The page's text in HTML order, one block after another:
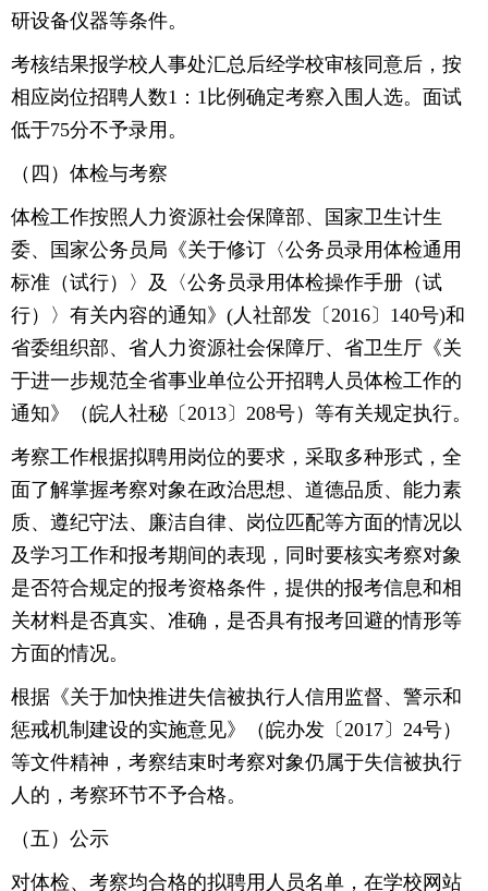
研设备仪器等条件。
考核结果报学校人事处汇总后经学校审核同意后，按
相应岗位招聘人数1：1比例确定考察入围人选。面试
低于75分不予录用。
（四）体检与考察
体检工作按照人力资源社会保障部、国家卫生计生
委、国家公务员局《关于修订〈公务员录用体检通用
标准（试行）〉及〈公务员录用体检操作手册（试
行）〉有关内容的通知》(人社部发〔2016〕140号)和
省委组织部、省人力资源社会保障厅、省卫生厅《关
于进一步规范全省事业单位公开招聘人员体检工作的
通知》（皖人社秘〔2013〕208号）等有关规定执行。
考察工作根据拟聘用岗位的要求，采取多种形式，全
面了解掌握考察对象在政治思想、道德品质、能力素
质、遵纪守法、廉洁自律、岗位匹配等方面的情况以
及学习工作和报考期间的表现，同时要核实考察对象
是否符合规定的报考资格条件，提供的报考信息和相
关材料是否真实、准确，是否具有报考回避的情形等
方面的情况。
根据《关于加快推进失信被执行人信用监督、警示和
惩戒机制建设的实施意见》（皖办发〔2017〕24号）
等文件精神，考察结束时考察对象仍属于失信被执行
人的，考察环节不予合格。
（五）公示
对体检、考察均合格的拟聘用人员名单，在学校网站